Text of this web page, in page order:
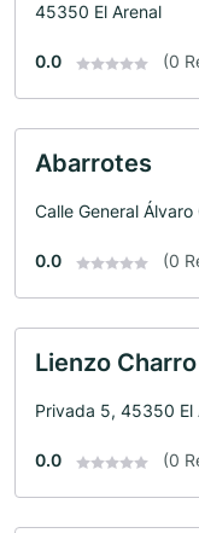
45350 El Arenal
0.0 (0
Abarrotes
Calle General
0.0 (0
Lienzo
Privada 5, 45350 El
0.0 (0